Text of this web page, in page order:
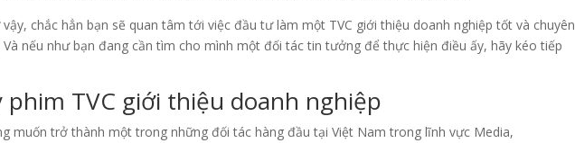
chắc hẳn bạn sẽ quan tâm tới việc đầu tư làm một TVC giới thiệu doanh nghiệp tốt và chuyên
Và nếu như bạn đang cần tìm cho mình một đối tác tin tưởng để thực hiện điều ấy, hãy kéo tiếp
phim TVC giới thiệu doanh nghiệp
muốn trở thành một trong những đối tác hàng đầu tại Việt Nam trong lĩnh vực Media,